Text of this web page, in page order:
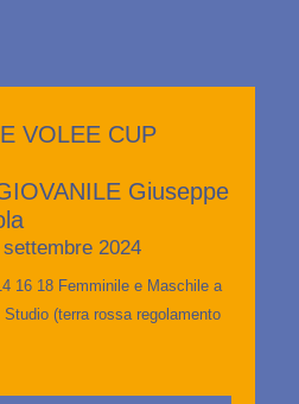
VOLEE CUP
Giuseppe
2024
16 18 Femminile e Maschile a
(terra rossa regolamento